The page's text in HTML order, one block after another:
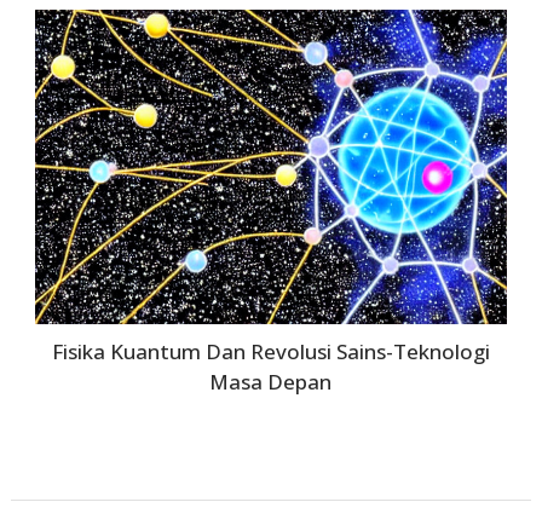
Fisika Kuantum Dan Revolusi Sains-Teknologi
Masa Depan